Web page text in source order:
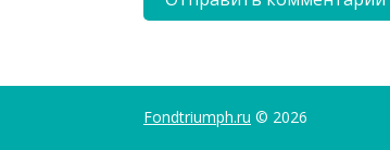
Fondtriumph.ru © 2026